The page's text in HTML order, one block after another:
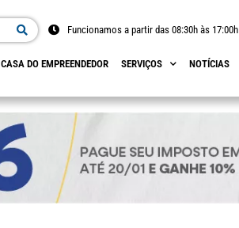
Funcionamos a partir das 08:30h às 17:00h
CASA DO EMPREENDEDOR SERVIÇOS NOTÍCIAS